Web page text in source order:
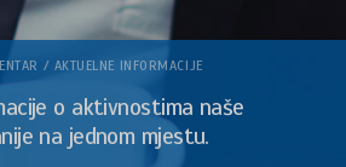
/ AKTUELNE INFORMACIJE
o aktivnostima naše
na jednom mjestu.